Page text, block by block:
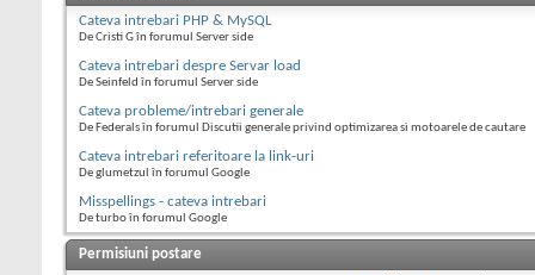
Cateva intrebari PHP & MySQL
De Cristi G în forumul Server side
Cateva intrebari despre Servar load
De Seinfeld în forumul Server side
Cateva probleme/intrebari generale
De Federals în forumul Discutii generale privind optimizarea si motoarele de cautare
Cateva intrebari referitoare la link-uri
De glumetzul în forumul Google
Misspellings - cateva intrebari
De turbo în forumul Google
Permisiuni postare